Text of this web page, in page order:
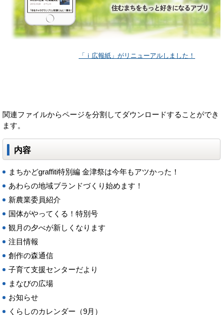
「ｉ広報紙」がリニューアルしました！
関連ファイルからページを分割してダウンロードすることができ
ます。
内容
まちかどgraffiti特別編 金津祭は今年もアツかった！
あわらの地域ブランドづくり始めます！
新農業委員紹介
国体がやってくる！特別号
観月の夕べが新しくなります
注目情報
創作の森通信
子育て支援センターだより
まなびの広場
お知らせ
くらしのカレンダー（9月）